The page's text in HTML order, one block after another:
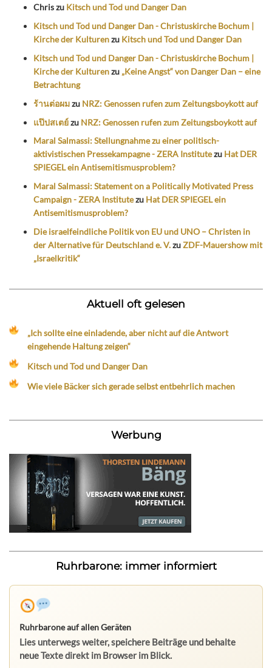
Chriszu Kitsch und Tod und Danger Dan
Kitsch und Tod und Danger Dan - Christuskirche Bochum |
Kirche der Kulturenzu Kitsch und Tod und Danger Dan
Kitsch und Tod und Danger Dan - Christuskirche Bochum |
Kirche der Kulturenzu „Keine Angst“ von Danger Dan – eine
Betrachtung
ร้านต่อผมzu NRZ: Genossen rufen zum Zeitungsboykott auf
แป๊ปสเตย์zu NRZ: Genossen rufen zum Zeitungsboykott auf
Maral Salmassi: Stellungnahme zu einer politisch-
aktivistischen Pressekampagne - ZERA Institutezu Hat DER
SPIEGEL ein Antisemitismusproblem?
Maral Salmassi: Statement on a Politically Motivated Press
Campaign - ZERA Institutezu Hat DER SPIEGEL ein
Antisemitismusproblem?
Die israelfeindliche Politik von EU und UNO – Christen in
der Alternative für Deutschland e. V.zuZDF-Mauershow mit
„Israelkritik“
Aktuell oft gelesen
„Ich sollte eine einladende, aber nicht auf die Antwort
eingehende Haltung zeigen“
Kitsch und Tod und Danger Dan
Wie viele Bäcker sich gerade selbst entbehrlich machen
Werbung
Ruhrbarone: immer informiert
Ruhrbarone auf allen Geräten
Lies unterwegs weiter, speichere Beiträge und behalte
neue Texte direkt im Browser im Blick.